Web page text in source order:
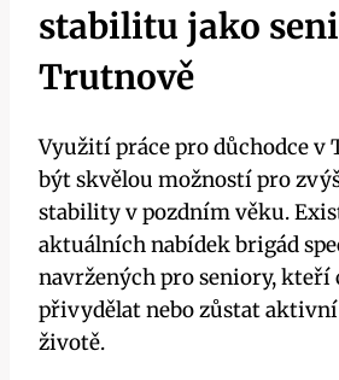
stabilitu jako
Trutnově
Využití práce pro důchodce v
být skvělou možností pro
stability v pozdním věku.
aktuálních nabídek brigád
navržených pro seniory, kteří
přivydělat nebo zůstat
životě.